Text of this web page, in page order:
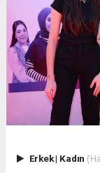
Erkek| Kadın